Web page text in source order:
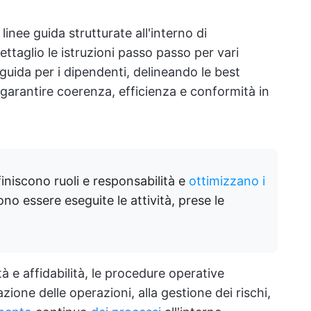
guida strutturate all'interno di
le istruzioni passo passo per vari
per i dipendenti, delineando le best
coerenza, efficienza e conformità in
ruoli e responsabilità e ottimizzano i
essere eseguite le attività, prese le
e affidabilità, le procedure operative
delle operazioni, alla gestione dei rischi,